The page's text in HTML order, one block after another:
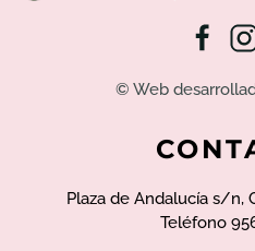
© Web
Plaza de Andalucía s/n,
Teléfono